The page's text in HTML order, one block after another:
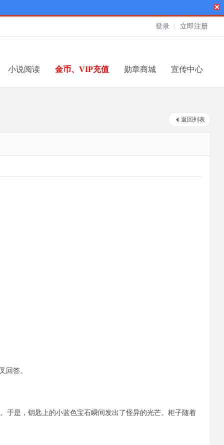
登录 立即注册
小说阅读 金币、VIP充值 勋章商城 宣传中心
返回列表
回答。
于是，钥匙上的小蓝色宝石瞬间发出了怪异的光芒。柜子随着